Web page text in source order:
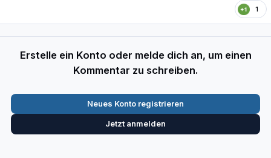
1
Erstelle ein Konto oder melde dich an, um einen
Kommentar zu schreiben.
Neues Konto registrieren
Jetzt anmelden